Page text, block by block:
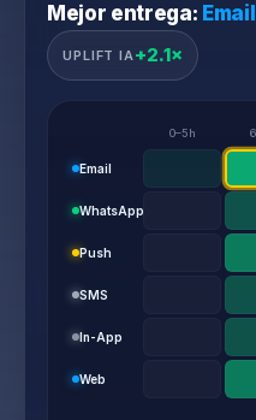
Mejor entrega:
UPLIFT IA +2.1×
0–5h
Email
WhatsApp
Push
SMS
In-App
Web